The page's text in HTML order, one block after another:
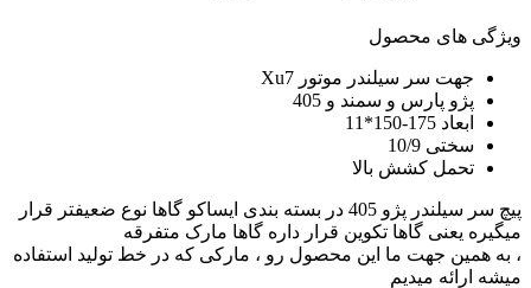
ویژگی های محصول
جهت سر سیلندر موتور Xu7
پژو پارس و سمند و 405
ابعاد 175-150*11
سختی 10/9
تحمل کشش بالا
پیچ سر سیلندر پژو 405 در بسته بندی ایساکو گاها نوع ضعیفتر قرار
میگیره یعنی گاها تکوین قرار داره گاها مارک متفرقه
، به همین جهت ما این محصول رو ، مارکی که در خط تولید استفاده
میشه ارائه میدیم